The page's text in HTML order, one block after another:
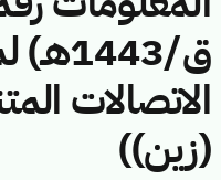
ق/
الاتصالات
(زين))